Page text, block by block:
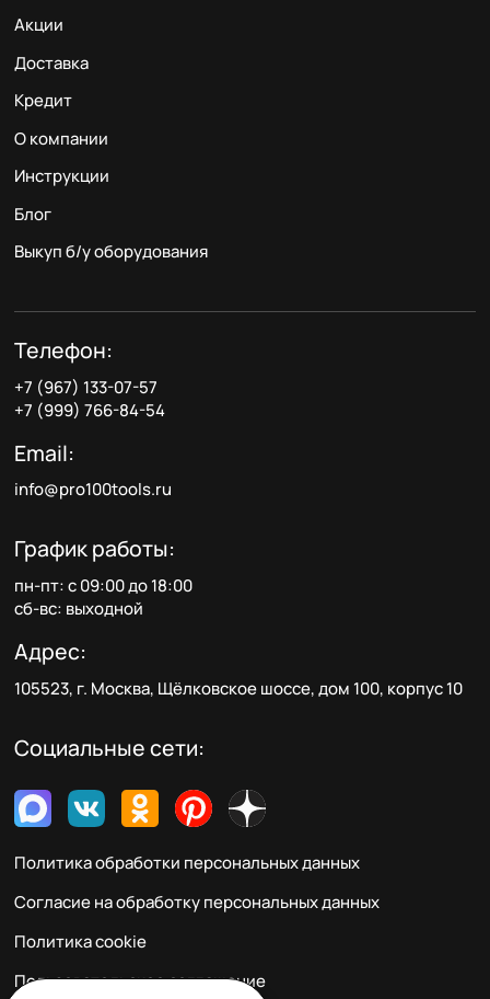
Акции
Доставка
Кредит
О компании
Инструкции
Блог
Выкуп б/у оборудования
Телефон:
+7 (967) 133-07-57
+7 (999) 766-84-54
Email:
info@pro100tools.ru
График работы:
пн-пт: с 09:00 до 18:00
сб-вс: выходной
Адрес:
105523, г. Москва, Щёлковское шоссе, дом 100, корпус 10
Социальные сети:
Политика обработки персональных данных
Согласие на обработку персональных данных
Политика cookie
Пользовательское соглашение